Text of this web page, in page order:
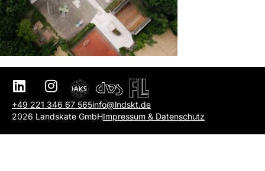
+49 221 346 67 565info@lndskt.de
2026 Landskate GmbHImpressum & Datenschutz